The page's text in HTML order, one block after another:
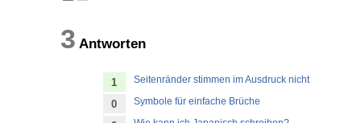
3 Antworten
1 Seitenränder stimmen im Ausdruck nicht
0 Symbole für einfache Brüche